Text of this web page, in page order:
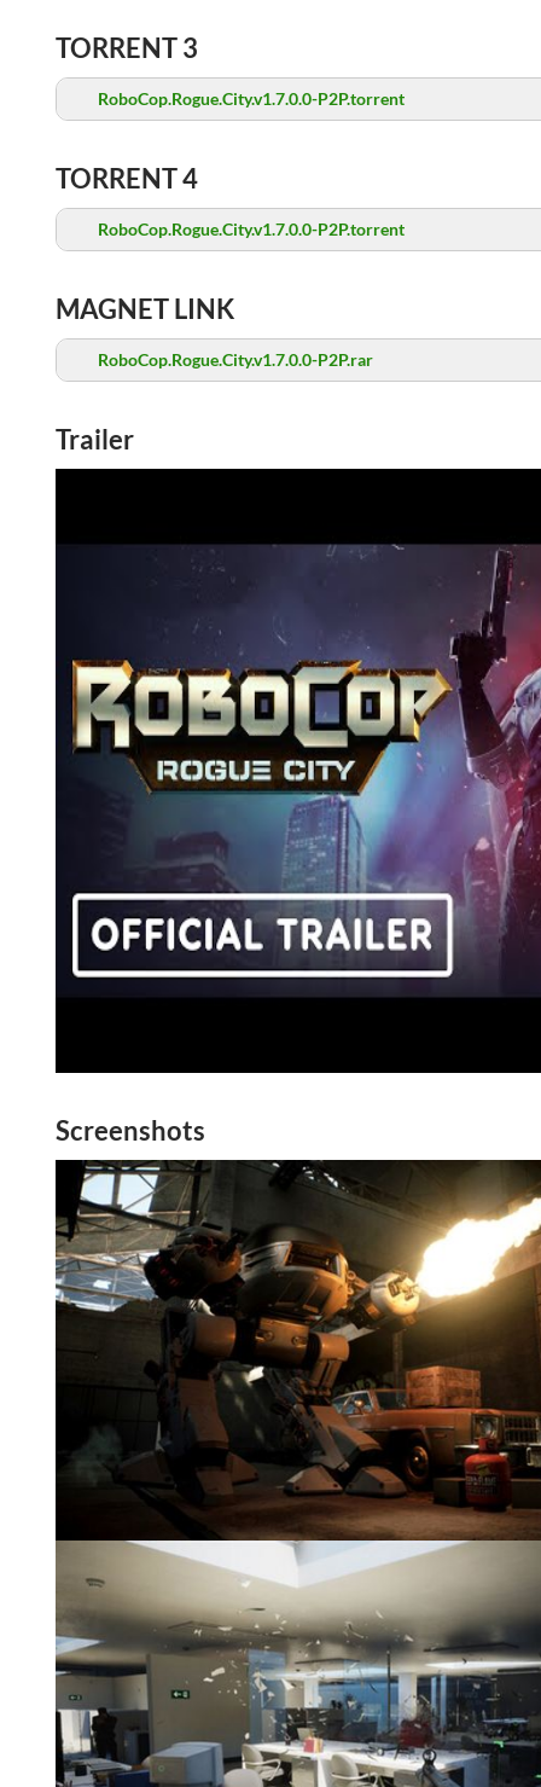
TORRENT 3
RoboCop.Rogue.City.v1.7.0.0-P2P.torrent
TORRENT 4
RoboCop.Rogue.City.v1.7.0.0-P2P.torrent
MAGNET LINK
RoboCop.Rogue.City.v1.7.0.0-P2P.rar
Trailer
Screenshots